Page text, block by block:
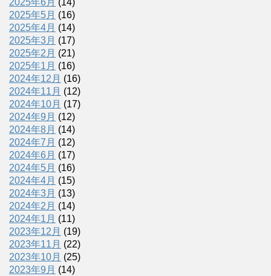
2025年5月 (16)
2025年4月 (14)
2025年3月 (17)
2025年2月 (21)
2025年1月 (16)
2024年12月 (16)
2024年11月 (12)
2024年10月 (17)
2024年9月 (12)
2024年8月 (14)
2024年7月 (12)
2024年6月 (17)
2024年5月 (16)
2024年4月 (15)
2024年3月 (13)
2024年2月 (14)
2024年1月 (11)
2023年12月 (19)
2023年11月 (22)
2023年10月 (25)
2023年9月 (14)